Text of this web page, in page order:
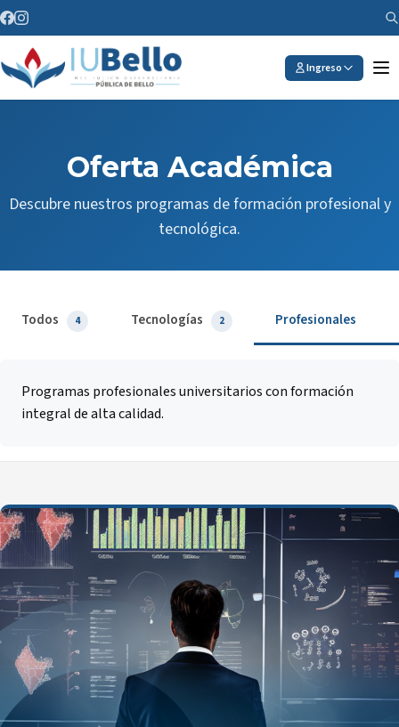
Saltar al contenido
Ingreso
Oferta Académica
Descubre nuestros programas de formación profesional y
tecnológica.
Todos 4 Tecnologías 2 Profesionales
Programas profesionales universitarios con formación
integral de alta calidad.